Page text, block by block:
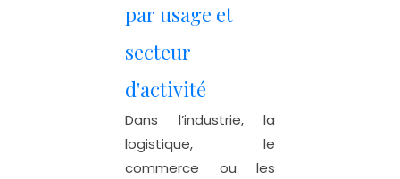
par usage et
secteur
d'activité
Dans l’industrie, la
logistique, le
commerce ou les